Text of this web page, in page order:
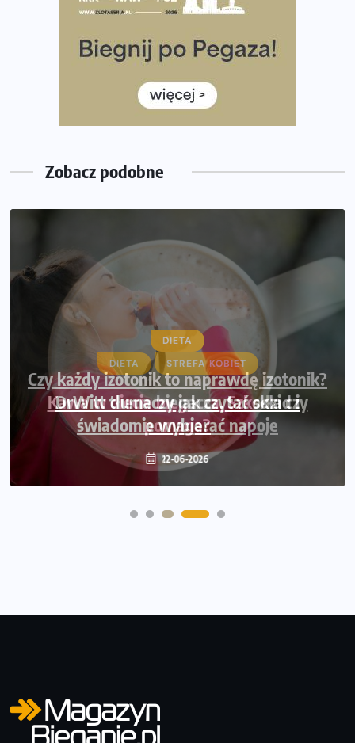
Co ma dużo białka? Produkty, które warto włączyć do
Rozbiegany Olsztyn szykuje się na weekend z
Już w tę sobotę 35. Bieg Powstania Warszawskiego.
Wystartuje rekordowa liczba uczestników
Zobacz podobne
DIETA STREFA KOBIET
Kawa w diecie biegacza. Szkodzi czy
pomaga?
12-06-2026